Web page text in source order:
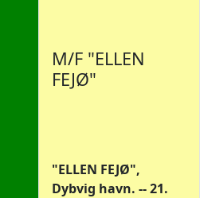
M/F "ELLEN
FEJØ"
"ELLEN FEJØ",
Dybvig havn. -- 21.